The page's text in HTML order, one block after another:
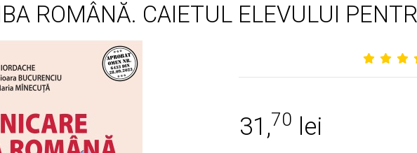
ROMÂNĂ. CAIETUL ELEVULUI
31,70 lei